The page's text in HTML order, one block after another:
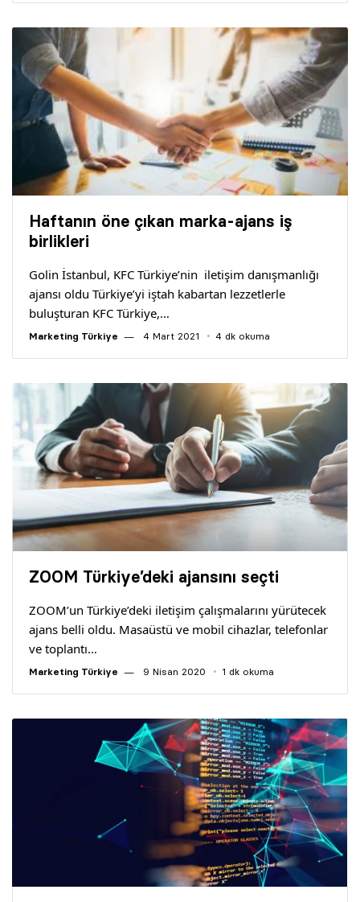
Haftanın öne çıkan marka-ajans iş
birlikleri
Golin İstanbul, KFC Türkiye’nin iletişim danışmanlığı
ajansı oldu Türkiye’yi iştah kabartan lezzetlerle
buluşturan KFC Türkiye,…
Marketing Türkiye 4 Mart 2021 4 dk okuma
ZOOM Türkiye’deki ajansını seçti
ZOOM’un Türkiye’deki iletişim çalışmalarını yürütecek
ajans belli oldu. Masaüstü ve mobil cihazlar, telefonlar
ve toplantı…
Marketing Türkiye 9 Nisan 2020 1 dk okuma